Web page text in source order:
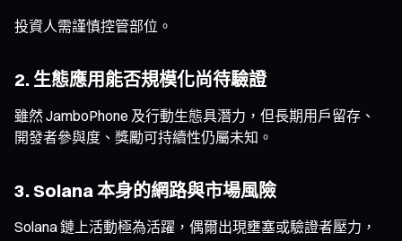
投資人需謹慎控管部位。
2. 生態應用能否規模化尚待驗證
雖然 JamboPhone 及行動生態具潛力，但長期用戶留存、
開發者參與度、獎勵可持續性仍屬未知。
3. Solana 本身的網路與市場風險
Solana 鏈上活動極為活躍，偶爾出現壅塞或驗證者壓力，